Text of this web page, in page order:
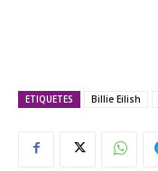
ETIQUETES Billie Eilish